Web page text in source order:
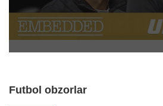
Futbol obzorlar